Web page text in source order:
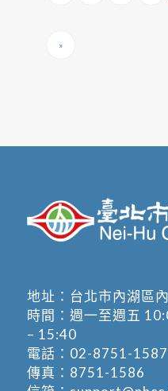
»
地址： 台北市內湖區
時間：週一至週五
– 15:40
電話： 02-8751-1587
傳真：8751-1586